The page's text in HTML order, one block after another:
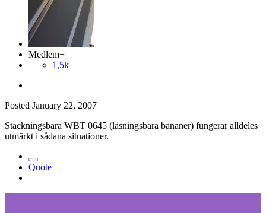
Medlem+
1,5k
Posted January 22, 2007
Stackningsbara WBT 0645 (låsningsbara bananer) fungerar alldeles
utmärkt i sådana situationer.
Quote